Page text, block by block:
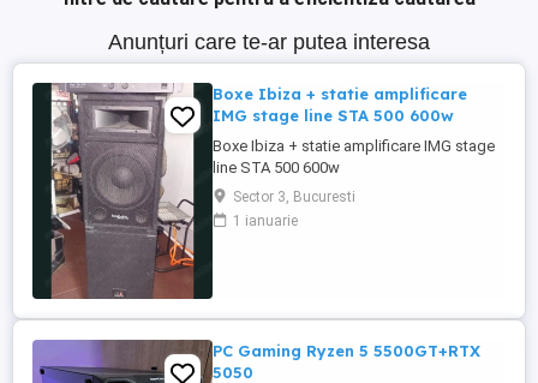
Anunțuri care te-ar putea interesa
Boxe Ibiza + statie amplificare
IMG stage line STA 500 600w
Boxe Ibiza + statie amplificare IMG stage
line STA 500 600w
Sector 3, Bucuresti
1 ianuarie
PC Gaming Ryzen 5 5500GT+RTX
5050